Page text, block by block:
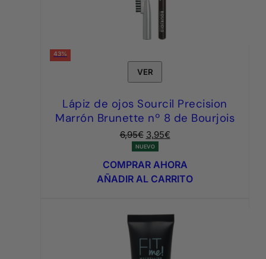
43%
VER
Lápiz de ojos Sourcil Precision
Marrón Brunette nº 8 de Bourjois
6,95€ El
precio
original
era:
6,95€.
3,95€El
actual
es:
3,95€.
NUEVO
COMPRAR AHORA
AÑADIR AL CARRITO